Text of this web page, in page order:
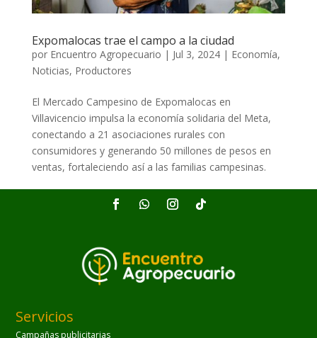
Expomalocas trae el campo a la ciudad
por Encuentro Agropecuario | Jul 3, 2024| Economía,
Noticias, Productores
El Mercado Campesino de Expomalocas en
Villavicencio impulsa la economía solidaria del Meta,
conectando a 21 asociaciones rurales con
consumidores y generando 50 millones de pesos en
ventas, fortaleciendo así a las familias campesinas.
Servicios
Campañas publicitarias